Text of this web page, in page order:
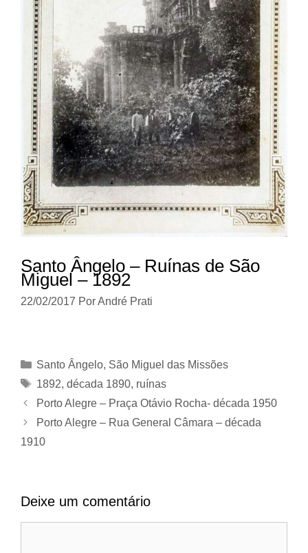
Santo Ângelo – Ruínas de São
Miguel – 1892
22/02/2017 PorAndré Prati
Categorias
Santo Ângelo, São Miguel das Missões
Tags
1892, década 1890, ruínas
Porto Alegre – Praça Otávio Rocha- década 1950
Porto Alegre – Rua General Câmara – década
1910
Deixe um comentário